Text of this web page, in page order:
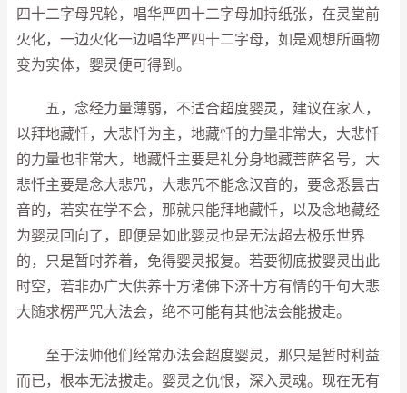
四十二字母咒轮，唱华严四十二字母加持纸张，在灵堂前
火化，一边火化一边唱华严四十二字母，如是观想所画物
变为实体，婴灵便可得到。
五，念经力量薄弱，不适合超度婴灵，建议在家人，
以拜地藏忏，大悲忏为主，地藏忏的力量非常大，大悲忏
的力量也非常大，地藏忏主要是礼分身地藏菩萨名号，大
悲忏主要是念大悲咒，大悲咒不能念汉音的，要念悉昙古
音的，若实在学不会，那就只能拜地藏忏，以及念地藏经
为婴灵回向了，即便是如此婴灵也是无法超去极乐世界
的，只是暂时养着，免得婴灵报复。若要彻底拔婴灵出此
时空，若非办广大供养十方诸佛下济十方有情的千句大悲
大随求楞严咒大法会，绝不可能有其他法会能拔走。
至于法师他们经常办法会超度婴灵，那只是暂时利益
而已，根本无法拔走。婴灵之仇恨，深入灵魂。现在无有